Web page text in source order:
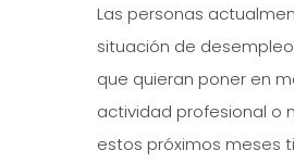
Las personas
situación de
que quieran poner en
actividad profesional o
estos próximos meses